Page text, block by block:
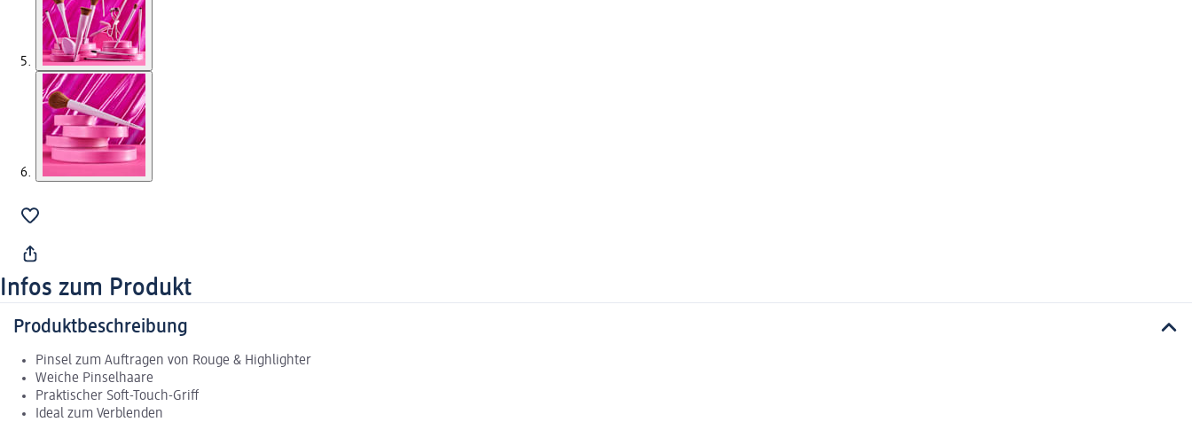
Infos zum Produkt
Produktbeschreibung
Pinsel zum Auftragen von Rouge & Highlighter
Weiche Pinselhaare
Praktischer Soft-Touch-Griff
Ideal zum Verblenden